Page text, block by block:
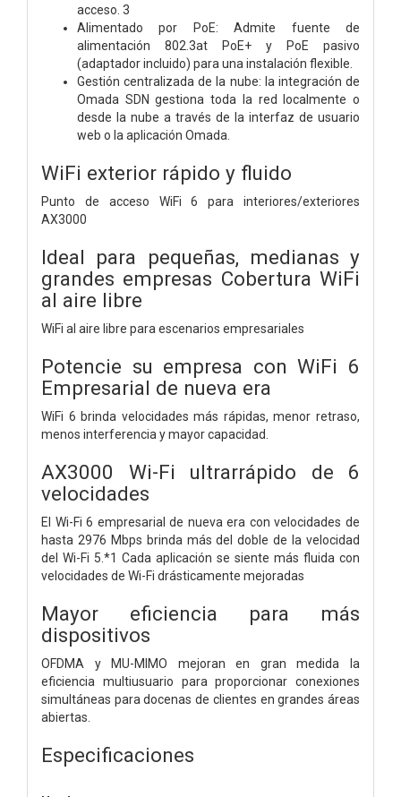
acceso. 3
Alimentado por PoE: Admite fuente de
alimentación 802.3at PoE+ y PoE pasivo
(adaptador incluido) para una instalación flexible.
Gestión centralizada de la nube: la integración de
Omada SDN gestiona toda la red localmente o
desde la nube a través de la interfaz de usuario
web o la aplicación Omada.
WiFi exterior rápido y fluido
Punto de acceso WiFi 6 para interiores/exteriores
AX3000
Ideal para pequeñas, medianas y
grandes empresas Cobertura WiFi
al aire libre
WiFi al aire libre para escenarios empresariales
Potencie su empresa con WiFi 6
Empresarial de nueva era
WiFi 6 brinda velocidades más rápidas, menor retraso,
menos interferencia y mayor capacidad.
AX3000 Wi-Fi ultrarrápido de 6
velocidades
El Wi-Fi 6 empresarial de nueva era con velocidades de
hasta 2976 Mbps brinda más del doble de la velocidad
del Wi-Fi 5.*1 Cada aplicación se siente más fluida con
velocidades de Wi-Fi drásticamente mejoradas
Mayor eficiencia para más
dispositivos
OFDMA y MU-MIMO mejoran en gran medida la
eficiencia multiusuario para proporcionar conexiones
simultáneas para docenas de clientes en grandes áreas
abiertas.
Especificaciones